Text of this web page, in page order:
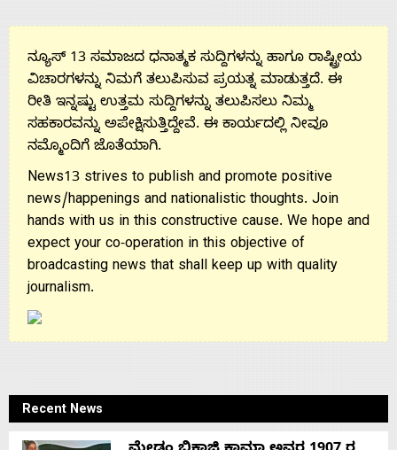
ನ್ಯೂಸ್ 13 ಸಮಾಜದ ಧನಾತ್ಮಕ ಸುದ್ದಿಗಳನ್ನು ಹಾಗೂ ರಾಷ್ಟ್ರೀಯ
ವಿಚಾರಗಳನ್ನು ನಿಮಗೆ ತಲುಪಿಸುವ ಪ್ರಯತ್ನ ಮಾಡುತ್ತದೆ. ಈ
ರೀತಿ ಇನ್ನಷ್ಟು ಉತ್ತಮ ಸುದ್ದಿಗಳನ್ನು ತಲುಪಿಸಲು ನಿಮ್ಮ
ಸಹಕಾರವನ್ನು ಅಪೇಕ್ಷಿಸುತ್ತಿದ್ದೇವೆ. ಈ ಕಾರ್ಯದಲ್ಲಿ ನೀವೂ
ನಮ್ಮೊಂದಿಗೆ ಜೊತೆಯಾಗಿ.
News13 strives to publish and promote positive
news/happenings and nationalistic thoughts. Join
hands with us in this constructive cause. We hope and
expect your co-operation in this objective of
broadcasting news that shall keep up with quality
journalism.
Recent News